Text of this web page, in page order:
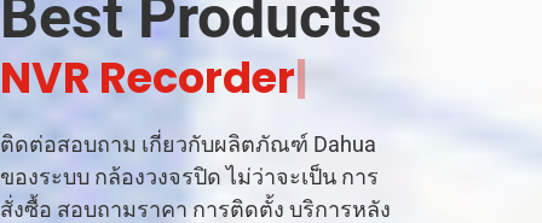
Best Products
|
ติดต่อสอบถาม เกี่ยวกับผลิตภัณฑ์ Dahua
ของระบบ กล้องวงจรปิด ไม่ว่าจะเป็น การ
สั่งซื้อ สอบถามราคา การติดตั้ง บริการหลัง